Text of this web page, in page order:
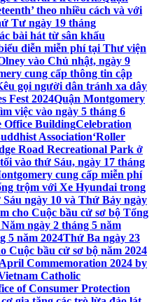
theo nhiều cách và với
Tư ngày 19 tháng
bài hát từ sân khấu
diễn miễn phí tại Thư viện
vào Chủ nhật, ngày 9
cung cấp thông tin cập
gọi người dân tránh xa dây
Fest 2024Quận Montgomery
việc vào ngày 5 tháng 6
Office BuildingCelebration
Association‘Roller
Road Recreational Park ở
vào thứ Sáu, ngày 17 tháng
cung cấp miễn phí
trộm với Xe Hyundai trong
ngày 10 và Thứ Bảy ngày
cho Cuộc bầu cử sơ bộ Tổng
ngày 2 tháng 5 năm
5 năm 2024Thứ Ba ngày 23
Cuộc bầu cử sơ bộ năm 2024
Commemoration 2024 by
Catholic
of Consumer Protection